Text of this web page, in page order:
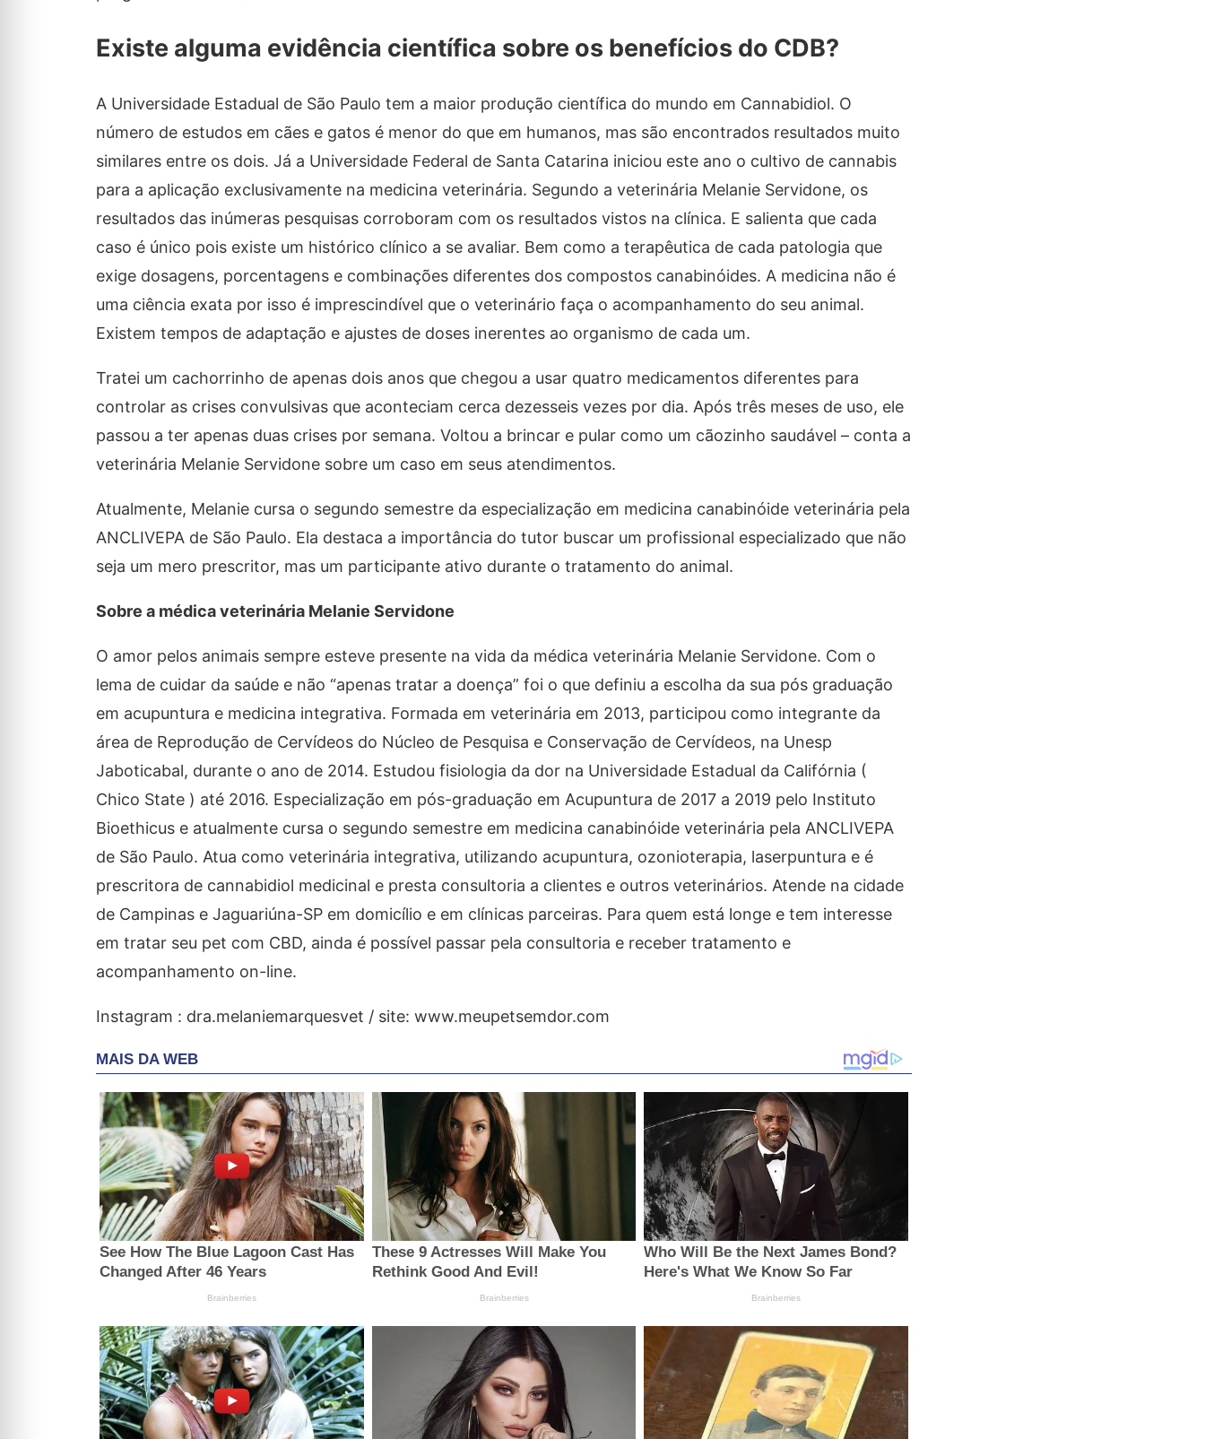
Existe alguma evidência científica sobre os benefícios do CDB?
A Universidade Estadual de São Paulo tem a maior produção científica do mundo em Cannabidiol. O
número de estudos em cães e gatos é menor do que em humanos, mas são encontrados resultados muito
similares entre os dois. Já a Universidade Federal de Santa Catarina iniciou este ano o cultivo de cannabis
para a aplicação exclusivamente na medicina veterinária. Segundo a veterinária Melanie Servidone, os
resultados das inúmeras pesquisas corroboram com os resultados vistos na clínica. E salienta que cada
caso é único pois existe um histórico clínico a se avaliar. Bem como a terapêutica de cada patologia que
exige dosagens, porcentagens e combinações diferentes dos compostos canabinóides. A medicina não é
uma ciência exata por isso é imprescindível que o veterinário faça o acompanhamento do seu animal.
Existem tempos de adaptação e ajustes de doses inerentes ao organismo de cada um.
Tratei um cachorrinho de apenas dois anos que chegou a usar quatro medicamentos diferentes para
controlar as crises convulsivas que aconteciam cerca dezesseis vezes por dia. Após três meses de uso, ele
passou a ter apenas duas crises por semana. Voltou a brincar e pular como um cãozinho saudável – conta a
veterinária Melanie Servidone sobre um caso em seus atendimentos.
Atualmente, Melanie cursa o segundo semestre da especialização em medicina canabinóide veterinária pela
ANCLIVEPA de São Paulo. Ela destaca a importância do tutor buscar um profissional especializado que não
seja um mero prescritor, mas um participante ativo durante o tratamento do animal.
Sobre a médica veterinária Melanie Servidone
O amor pelos animais sempre esteve presente na vida da médica veterinária Melanie Servidone. Com o
lema de cuidar da saúde e não “apenas tratar a doença” foi o que definiu a escolha da sua pós graduação
em acupuntura e medicina integrativa. Formada em veterinária em 2013, participou como integrante da
área de Reprodução de Cervídeos do Núcleo de Pesquisa e Conservação de Cervídeos, na Unesp
Jaboticabal, durante o ano de 2014. Estudou fisiologia da dor na Universidade Estadual da Califórnia (
Chico State ) até 2016. Especialização em pós-graduação em Acupuntura de 2017 a 2019 pelo Instituto
Bioethicus e atualmente cursa o segundo semestre em medicina canabinóide veterinária pela ANCLIVEPA
de São Paulo. Atua como veterinária integrativa, utilizando acupuntura, ozonioterapia, laserpuntura e é
prescritora de cannabidiol medicinal e presta consultoria a clientes e outros veterinários. Atende na cidade
de Campinas e Jaguariúna-SP em domicílio e em clínicas parceiras. Para quem está longe e tem interesse
em tratar seu pet com CBD, ainda é possível passar pela consultoria e receber tratamento e
acompanhamento on-line.
Instagram : dra.melaniemarquesvet / site: www.meupetsemdor.com